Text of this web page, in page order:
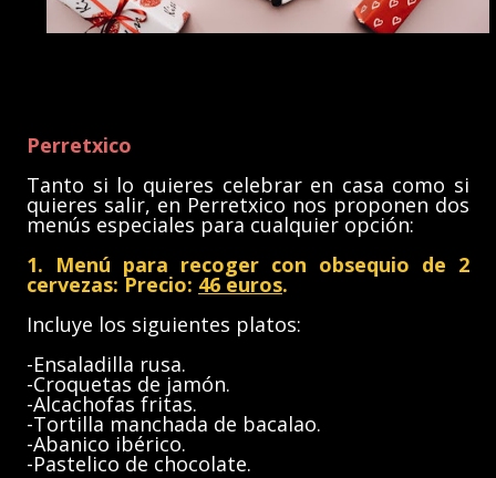
Perretxico
Tanto si lo quieres celebrar en casa como si
quieres salir, en Perretxico nos proponen dos
menús especiales para cualquier opción:
1. Menú para recoger con obsequio de 2
cervezas: Precio: 46 euros.
Incluye los siguientes platos:
-Ensaladilla rusa.
-Croquetas de jamón.
-Alcachofas fritas.
-Tortilla manchada de bacalao.
-Abanico ibérico.
-Pastelico de chocolate.